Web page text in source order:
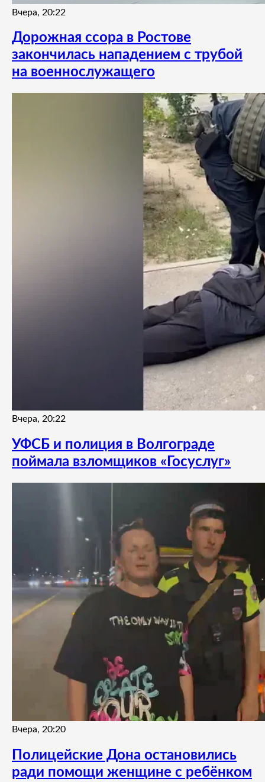
Вчера, 20:22
Дорожная ссора в Ростове
закончилась нападением с трубой
на военнослужащего
Вчера, 20:22
УФСБ и полиция в Волгограде
поймала взломщиков «Госуслуг»
Вчера, 20:20
Полицейские Дона остановились
ради помощи женщине с ребёнком